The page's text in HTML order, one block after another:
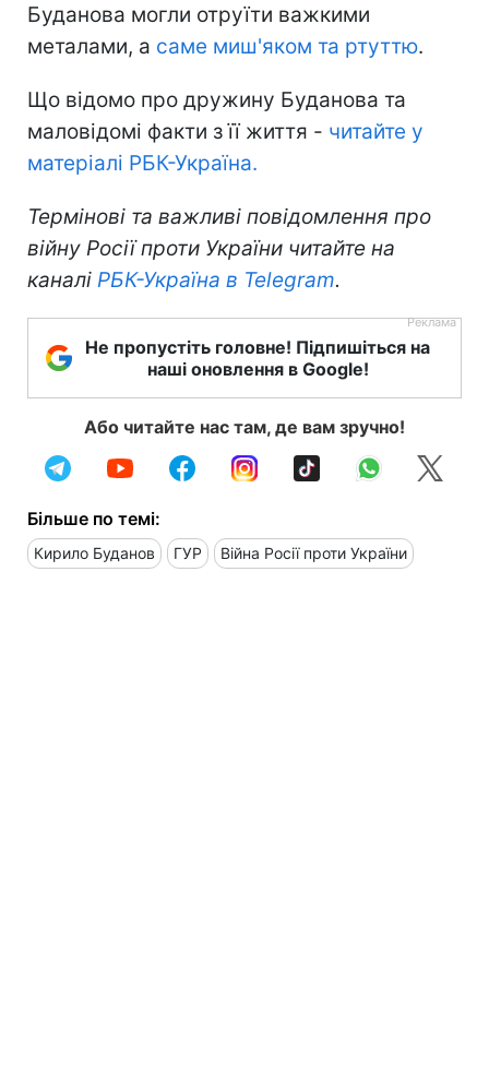
Буданова могли отруїти важкими
металами, а саме миш'яком та ртуттю.
Що відомо про дружину Буданова та
маловідомі факти з її життя - читайте у
матеріалі РБК-Україна.
Термінові та важливі повідомлення про
війну Росії проти України читайте на
каналі РБК-Україна в Telegram.
Не пропустіть головне! Підпишіться на
наші оновлення в Google!
Або читайте нас там, де вам зручно!
Більше по темі:
Кирило Буданов ГУР Війна Росії проти України